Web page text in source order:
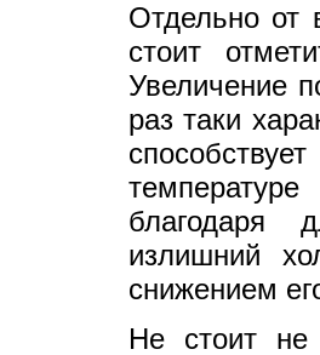
Отдельно от
стоит
Увеличение
раз таки
благодаря
излишний
снижением
Не стоит не